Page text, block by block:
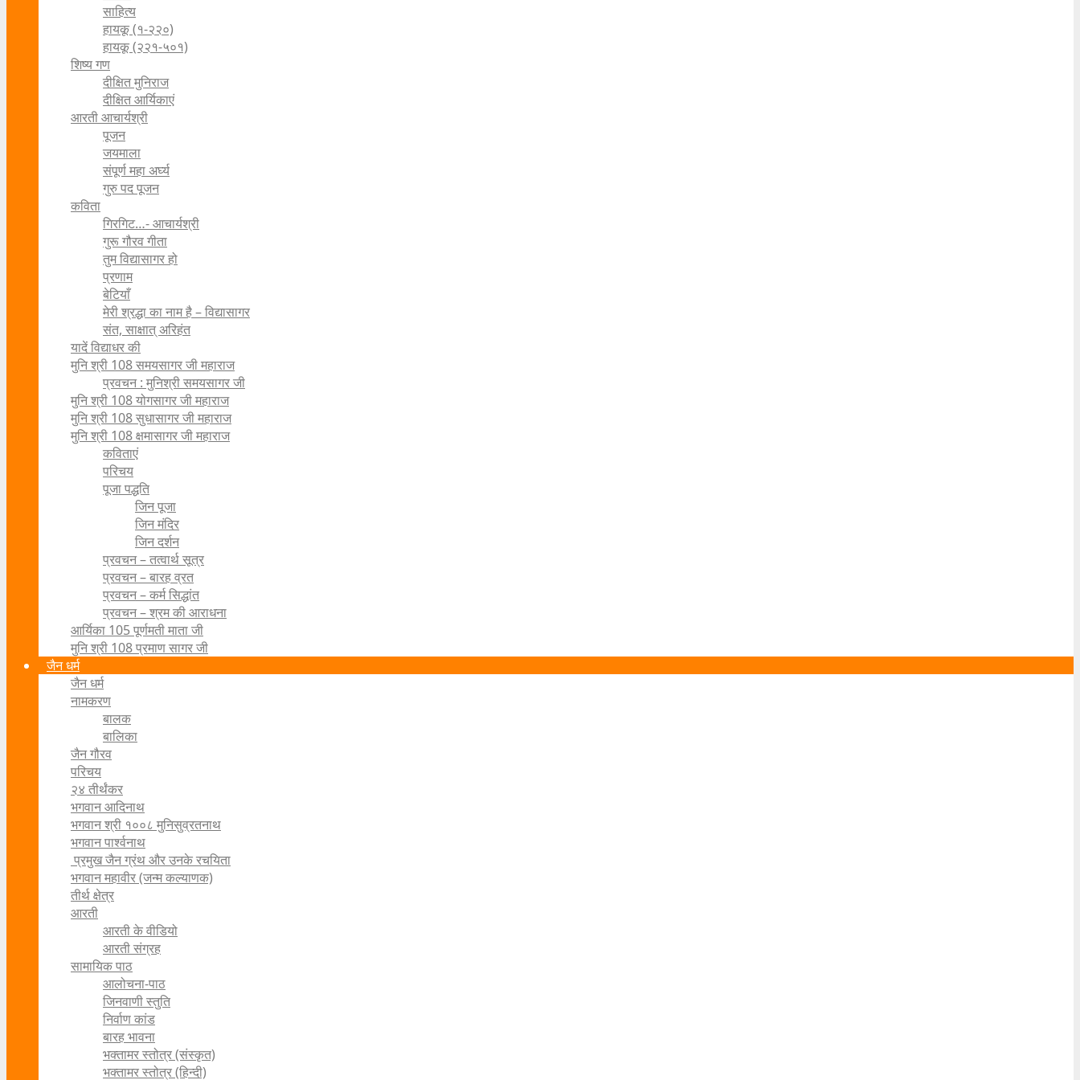
साहित्य
हायकू (१‍-२२०)
हायकू (२२१-५०१)
शिष्य गण
दीक्षित मुनिराज
दीक्षित आर्यिकाएं
आरती आचार्यश्री
पूजन
जयमाला
संपूर्ण महा अर्घ्य
गुरु पद पूजन
कविता
गिरगिट…- आचार्यश्री
गुरू गौरव गीता
तुम विद्यासागर हो
प्रणाम
बेटियाँ
मेरी श्रद्धा का नाम है – विद्यासागर
संत, साक्षात् अरिहंत
यादें विद्याधर की
मुनि श्री 108 समयसागर जी महाराज
प्रवचन : मुनिश्री समयसागर जी
मुनि श्री 108 योगसागर जी महाराज
मुनि श्री 108 सुधासागर जी महाराज
मुनि श्री 108 क्षमासागर जी महाराज
कविताएं
परिचय
पूजा पद्धति
जिन पूजा
जिन मंदिर
जिन दर्शन
प्रवचन – तत्वार्थ सूत्र
प्रवचन – बारह व्रत
प्रवचन – कर्म सिद्धांत
प्रवचन – श्रम की आराधना
आर्यिका 105 पूर्णमती माता जी
मुनि श्री 108 प्रमाण सागर जी
जैन धर्म
जैन धर्म
नामकरण
बालक
बालिका
जैन गौरव
परिचय
२४ तीर्थंकर
भगवान आदिनाथ
भगवान श्री १००८ मुनिसुव्रतनाथ
भगवान पार्श्वनाथ
प्रमुख जैन ग्रंथ और उनके रचयिता
भगवान महावीर (जन्म कल्याणक)
तीर्थ क्षेत्र
आरती
आरती के वीडियो
आरती संग्रह
सामायिक पाठ
आलोचना-पाठ
जिनवाणी स्तुति
निर्वाण कांड
बारह भावना
भक्तामर स्तोत्र (संस्कृत)
भक्तामर स्तोत्र (हिन्दी)